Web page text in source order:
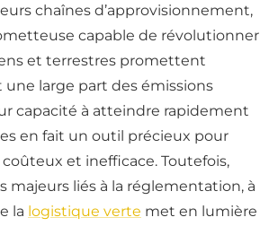
chaînes d’approvisionnement,
capable de révolutionner
et terrestres promettent
large part des émissions
capacité à atteindre rapidement
en fait un outil précieux pour
et inefficace. Toutefois,
liés à la réglementation, à
la logistique verte met en lumière